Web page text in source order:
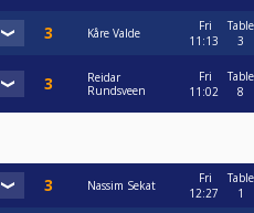
Kåre Valde
Fri
11:13
Table
3
Reidar
Rundsveen
Fri
11:02
Table
8
Nassim Sekat
Fri
12:27
Table
1